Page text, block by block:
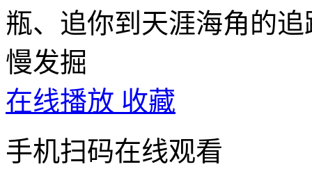
瓶、追你到天涯海角的
慢发掘
在线播放 收藏
手机扫码在线观看